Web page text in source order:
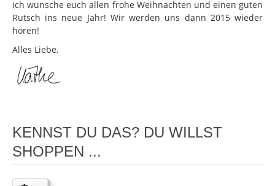
ich wünsche euch allen frohe Weihnachten und einen guten
Rutsch ins neue Jahr! Wir werden uns dann 2015 wieder
hören!
Alles Liebe,
KENNST DU DAS? DU WILLST
SHOPPEN ...